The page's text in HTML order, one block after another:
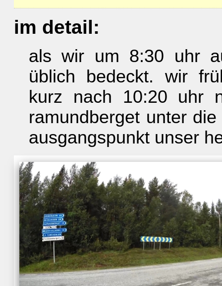
im detail:
als wir um 8:30 uhr
üblich bedeckt. wir
kurz nach 10:20 uhr
ramundberget unter
ausgangspunkt unser